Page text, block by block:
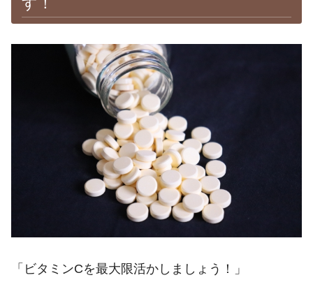
「ビタミンCを最大限活かしましょう！」